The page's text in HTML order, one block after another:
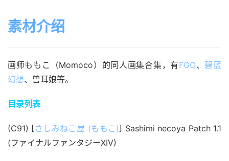
素材介绍
画师ももこ（Momoco）的同人画集合集，有FGO、 碧蓝
幻想、兽耳娘等。
目录列表
(C91) [さしみねこ屋 (ももこ)] Sashimi necoya Patch 1.1
(ファイナルファンタジーXIV)